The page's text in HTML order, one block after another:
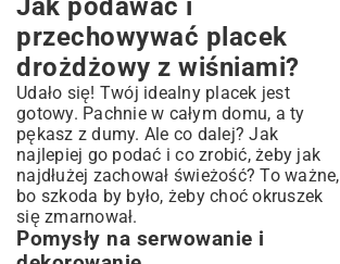
Jak podawać i
przechowywać placek
drożdżowy z wiśniami?
Udało się! Twój idealny placek jest
gotowy. Pachnie w całym domu, a ty
pękasz z dumy. Ale co dalej? Jak
najlepiej go podać i co zrobić, żeby jak
najdłużej zachował świeżość? To ważne,
bo szkoda by było, żeby choć okruszek
się zmarnował.
Pomysły na serwowanie i